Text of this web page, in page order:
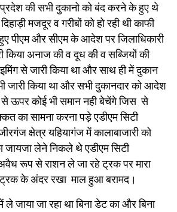
की सभी दुकानो को बंद करने के हुए थे
मजदूर व गरीबों को हो रही थी काफी
पीएम और सीएम के आदेश पर जिलाधिकारी
किया अनाज की व दूध की व सब्जियों की
से जारी किया था और साथ ही में दुकान
जारी किया था और सभी दुकानदार को आदेश
से ऊपर कोई भी समान नही बेचेंगे जिस से
का सामना करना पड़े एडीएम सिटी
क्षेत्र यहियागंज में कालाबाजारी को
जायजा लेने निकले थे एडीएम सिटी
रूप से राशन ले जा रहे ट्रक पर मारा
के अंदर रखा माल हुआ बरामद।
जाया जा रहा था बिना डेट का और बिना